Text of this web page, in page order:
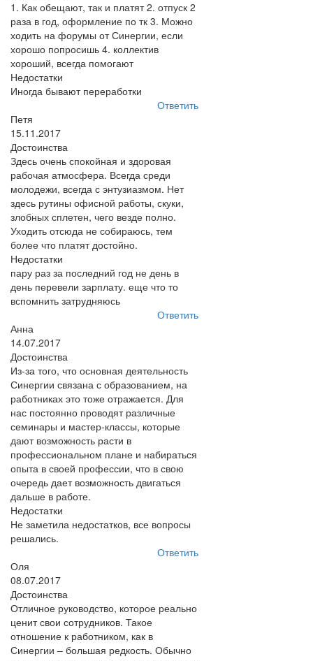
1. Как обещают, так и платят 2. отпуск 2
раза в год, оформление по тк 3. Можно
ходить на форумы от Синергии, если
хорошо попросишь 4. коллектив
хороший, всегда помогают
Недостатки
Иногда бывают переработки
Ответить
Петя
15.11.2017
Достоинства
Здесь очень спокойная и здоровая
рабочая атмосфера. Всегда среди
молодежи, всегда с энтузиазмом. Нет
здесь рутины офисной работы, скуки,
злобных сплетен, чего везде полно.
Уходить отсюда не собираюсь, тем
более что платят достойно.
Недостатки
пару раз за последний год не день в
день перевели зарплату. еще что то
вспомнить затрудняюсь
Ответить
Анна
14.07.2017
Достоинства
Из-за того, что основная деятельность
Синергии связана с образованием, на
работниках это тоже отражается. Для
нас постоянно проводят различные
семинары и мастер-классы, которые
дают возможность расти в
профессиональном плане и набираться
опыта в своей профессии, что в свою
очередь дает возможность двигаться
дальше в работе.
Недостатки
Не заметила недостатков, все вопросы
решались.
Ответить
Оля
08.07.2017
Достоинства
Отличное руководство, которое реально
ценит свои сотрудников. Такое
отношение к работником, как в
Синергии – большая редкость. Обычно